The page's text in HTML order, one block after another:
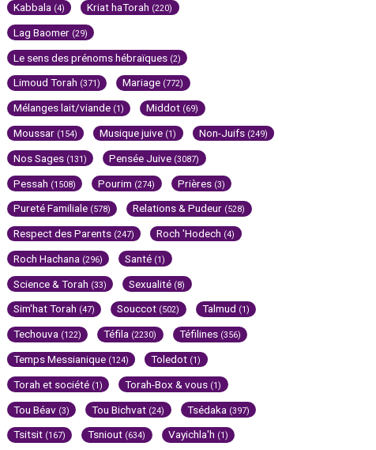
Kabbala (4) Kriat haTorah (220)
Lag Baomer (29)
Le sens des prénoms hébraïques (2)
Limoud Torah (371) Mariage (772)
Mélanges lait/viande (1) Middot (69)
Moussar (154) Musique juive (1) Non-Juifs (249)
Nos Sages (131) Pensée Juive (3087)
Pessah (1508) Pourim (274) Prières (3)
Pureté Familiale (578) Relations & Pudeur (528)
Respect des Parents (247) Roch 'Hodech (4)
Roch Hachana (296) Santé (1)
Science & Torah (33) Sexualité (8)
Sim'hat Torah (47) Souccot (502) Talmud (1)
Techouva (122) Téfila (2230) Téfilines (356)
Temps Messianique (124) Toledot (1)
Torah et société (1) Torah-Box & vous (1)
Tou Béav (3) Tou Bichvat (24) Tsédaka (397)
Tsitsit (167) Tsniout (634) Vayichla'h (1)